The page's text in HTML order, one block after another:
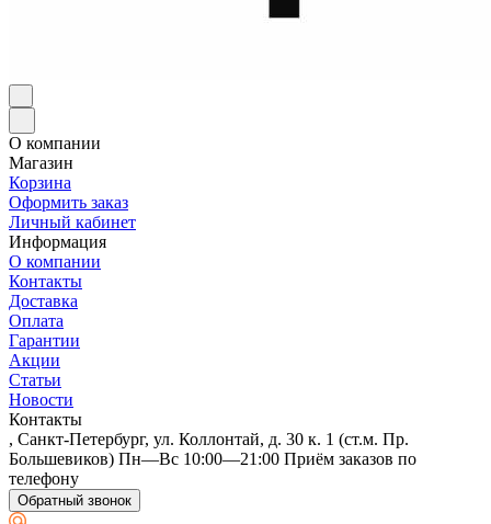
О компании
Магазин
Корзина
Оформить заказ
Личный кабинет
Информация
О компании
Контакты
Доставка
Оплата
Гарантии
Акции
Статьи
Новости
Контакты
, Санкт-Петербург, ул. Коллонтай, д. 30 к. 1 (ст.м. Пр.
Большевиков) Пн—Вс 10:00—21:00 Приём заказов по
телефону
Обратный звонок